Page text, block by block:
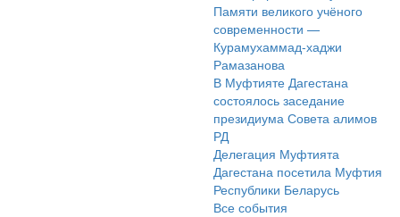
Памяти великого учёного
современности —
Курамухаммад-хаджи
Рамазанова
В Муфтияте Дагестана
состоялось заседание
президиума Совета алимов
РД
Делегация Муфтията
Дагестана посетила Муфтия
Республики Беларусь
Все события